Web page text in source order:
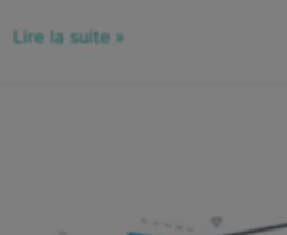
Lire la suite »